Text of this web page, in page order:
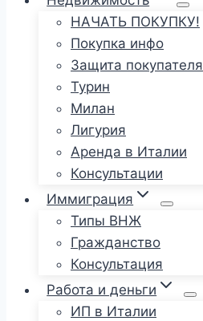
НАЧАТЬ ПОКУПКУ!
Покупка инфо
Защита покупателя
Турин
Милан
Лигурия
Аренда в Италии
Консультации
Иммиграция
Типы ВНЖ
Гражданство
Консультация
Работа и деньги
ИП в Италии